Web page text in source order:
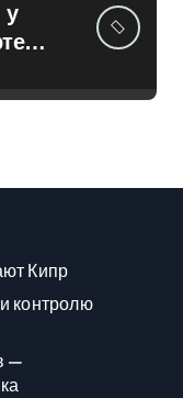
у
Кипр
контролю
—